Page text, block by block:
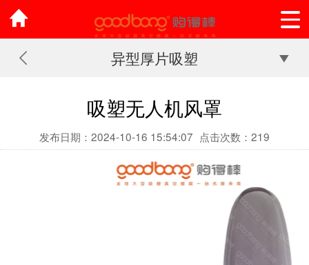
异型厚片吸塑
吸塑无人机风罩
发布日期：2024-10-16 15:54:07 点击次数：219